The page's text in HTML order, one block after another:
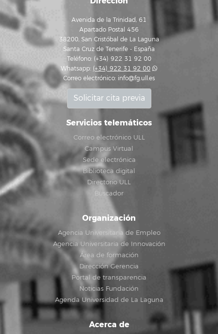
Avenida de la Trinidad, 61
Apartado Postal 456
38200, San Cristóbal de La Laguna
Santa Cruz de Tenerife - España
Teléfono: (+34) 922 31 92 00
Whatsapp: (+34) 922 31 92 00
Correo electrónico: info@fg.ull.es
Solicitar cita previa
Servicios telemáticos
Correo electrónico ULL
Campus Virtual
Sede electrónica
Biblioteca digital
Directorio ULL
Buscador
Organización
Agencia Universitaria de Empleo
Agencia Universitaria de Innovación
Área de formación
Dirección Gerencia
Portal de transparencia
Noticias Fundación
Agenda Universidad de La Laguna
Acerca de